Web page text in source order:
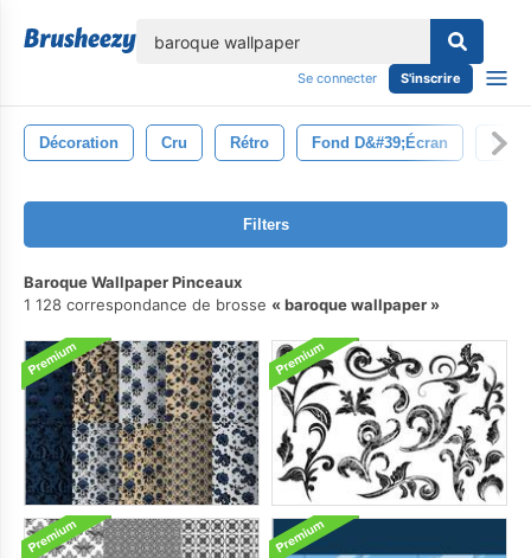
Se connecter S'inscrire
Décoration Cru Rétro Fond D&#39;écran Vieux
Filters
Baroque Wallpaper Pinceaux
1 128 correspondance de brosse
baroque wallpaper